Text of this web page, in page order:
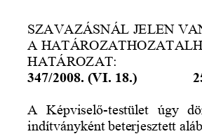
SZAVAZÁSNÁL JELEN
A
HATÁROZAT:
347/2008. (VI. 18.)
A   Képviselő-testület   úgy
indítványként beterjesztett